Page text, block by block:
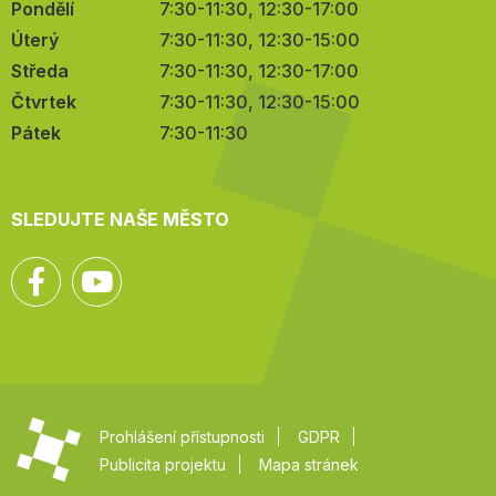
Pondělí
7:30-11:30, 12:30-17:00
Úterý
7:30-11:30, 12:30-15:00
Středa
7:30-11:30, 12:30-17:00
Čtvrtek
7:30-11:30, 12:30-15:00
Pátek
7:30-11:30
SLEDUJTE NAŠE MĚSTO
Facebook
Prohlášení přístupnosti
GDPR
Publicita projektu
Mapa stránek